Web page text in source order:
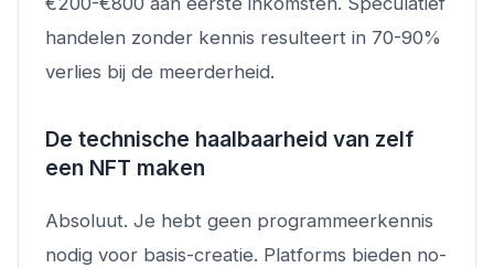
handelen zonder kennis resulteert in 70-90%
verlies bij de meerderheid.
De technische haalbaarheid van zelf
een NFT maken
Absoluut. Je hebt geen programmeerkennis
nodig voor basis-creatie. Platforms bieden no-